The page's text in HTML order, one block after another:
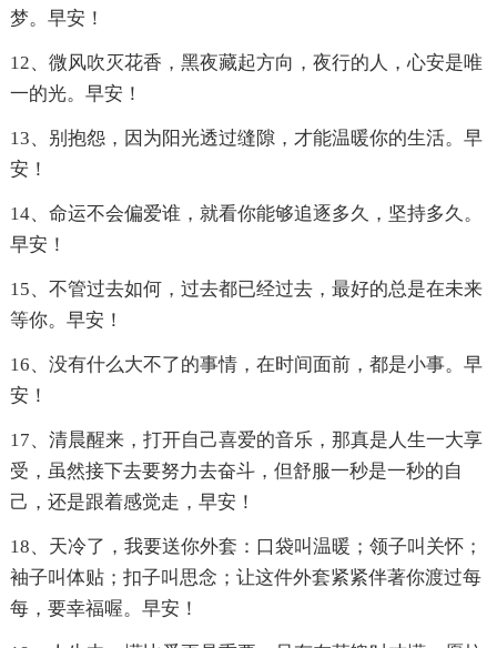
梦。早安！
12、微风吹灭花香，黑夜藏起方向，夜行的人，心安是唯
一的光。早安！
13、别抱怨，因为阳光透过缝隙，才能温暖你的生活。早
安！
14、命运不会偏爱谁，就看你能够追逐多久，坚持多久。
早安！
15、不管过去如何，过去都已经过去，最好的总是在未来
等你。早安！
16、没有什么大不了的事情，在时间面前，都是小事。早
安！
17、清晨醒来，打开自己喜爱的音乐，那真是人生一大享
受，虽然接下去要努力去奋斗，但舒服一秒是一秒的自
己，还是跟着感觉走，早安！
18、天冷了，我要送你外套：口袋叫温暖；领子叫关怀；
袖子叫体贴；扣子叫思念；让这件外套紧紧伴著你渡过每
每，要幸福喔。早安！